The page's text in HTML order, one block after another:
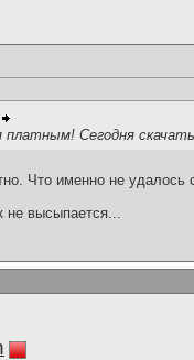
Сегодня скачать
Что именно не удалось
не высыпается...